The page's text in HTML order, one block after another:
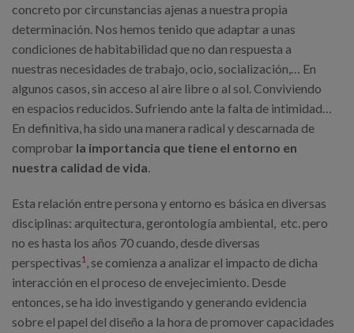
concreto por circunstancias ajenas a nuestra propia
determinación. Nos hemos tenido que adaptar a unas
condiciones de habitabilidad que no dan respuesta a
nuestras necesidades de trabajo, ocio, socialización,… En
algunos casos, sin acceso al aire libre o al sol. Conviviendo
en espacios reducidos. Sufriendo ante la falta de intimidad…
En definitiva, ha sido una manera radical y descarnada de
comprobar la importancia que tiene el entorno en
nuestra calidad de vida.
Esta relación entre persona y entorno es básica en diversas
disciplinas: arquitectura, gerontología ambiental, etc. pero
no es hasta los años 70 cuando, desde diversas
perspectivas1 , se comienza a analizar el impacto de dicha
interacción en el proceso de envejecimiento. Desde
entonces, se ha ido investigando y generando evidencia
sobre el papel del diseño a la hora de promover capacidades